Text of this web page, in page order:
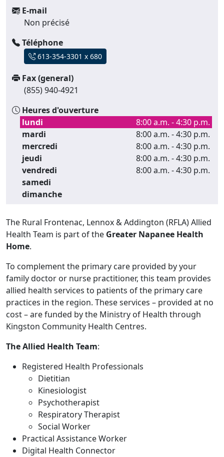
E-mail
Non précisé
Téléphone
613-354-3301 x 680
Fax (general)
(855) 940-4921
Heures d'ouverture
lundi
8:00 a.m. - 4:30 p.m.
mardi
8:00 a.m. - 4:30 p.m.
mercredi
8:00 a.m. - 4:30 p.m.
jeudi
8:00 a.m. - 4:30 p.m.
vendredi
8:00 a.m. - 4:30 p.m.
samedi
dimanche
The Rural Frontenac, Lennox & Addington (RFLA) Allied
Health Team is part of the Greater Napanee Health
Home.
To complement the primary care provided by your
family doctor or nurse practitioner, this team provides
allied health services to patients of the primary care
practices in the region. These services – provided at no
cost – are funded by the Ministry of Health through
Kingston Community Health Centres.
The Allied Health Team:
Registered Health Professionals
Dietitian
Kinesiologist
Psychotherapist
Respiratory Therapist
Social Worker
Practical Assistance Worker
Digital Health Connector